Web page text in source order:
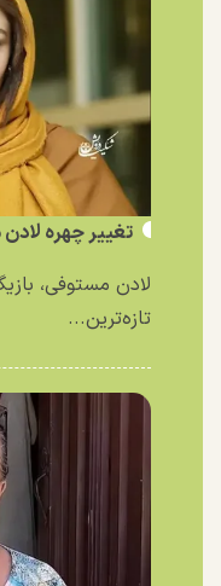
تغییر چهره
لادن مستوفی،
تازه‌ترین...